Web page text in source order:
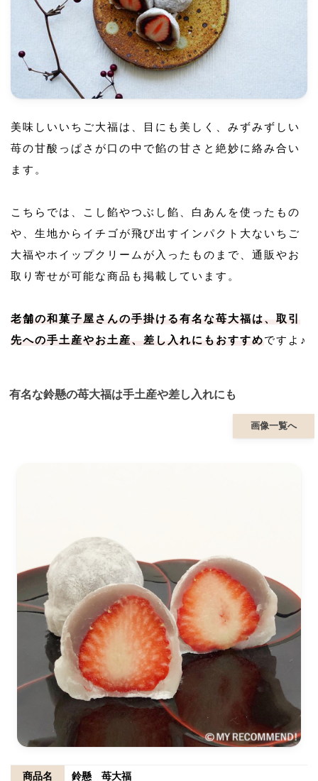
美味しいいちご大福は、目にも美しく、みずみずしい
苺の甘酸っぱさが口の中で餡の甘さと絶妙に絡み合い
ます。
こちらでは、こし餡やつぶし餡、白あんを使ったもの
や、生地からイチゴが飛び出すインパクト大ないちご
大福やホイップクリームが入ったものまで、通販やお
取り寄せが可能な商品も掲載しています。
老舗の和菓子屋さんの手掛ける有名な苺大福は、取引
先への手土産やお土産、差し入れにもおすすめですよ♪
有名な鈴懸の苺大福は手土産や差し入れにも
画像一覧へ
商品名 鈴懸 苺大福